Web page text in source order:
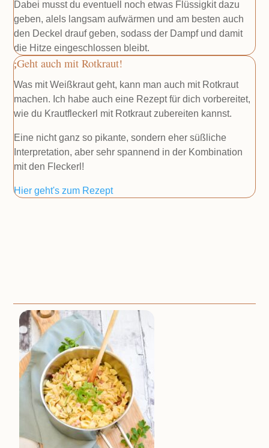
Dabei musst du eventuell noch etwas Flüssigkit dazu
geben, alels langsam aufwärmen und am besten auch
den Deckel drauf geben, sodass der Dampf und damit
die Hitze eingeschlossen bleibt.
Geht auch mit Rotkraut!
Was mit Weißkraut geht, kann man auch mit Rotkraut
machen. Ich habe auch eine Rezept für dich vorbereitet,
wie du Krautfleckerl mit Rotkraut zubereiten kannst.
Eine nicht ganz so pikante, sondern eher süßliche
Interpretation, aber sehr spannend in der Kombination
mit den Fleckerl!
Hier geht's zum Rezept